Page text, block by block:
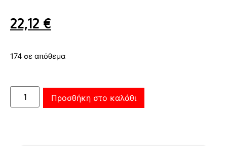
22,12 €
174 σε απόθεμα
Προσθήκη στο καλάθι